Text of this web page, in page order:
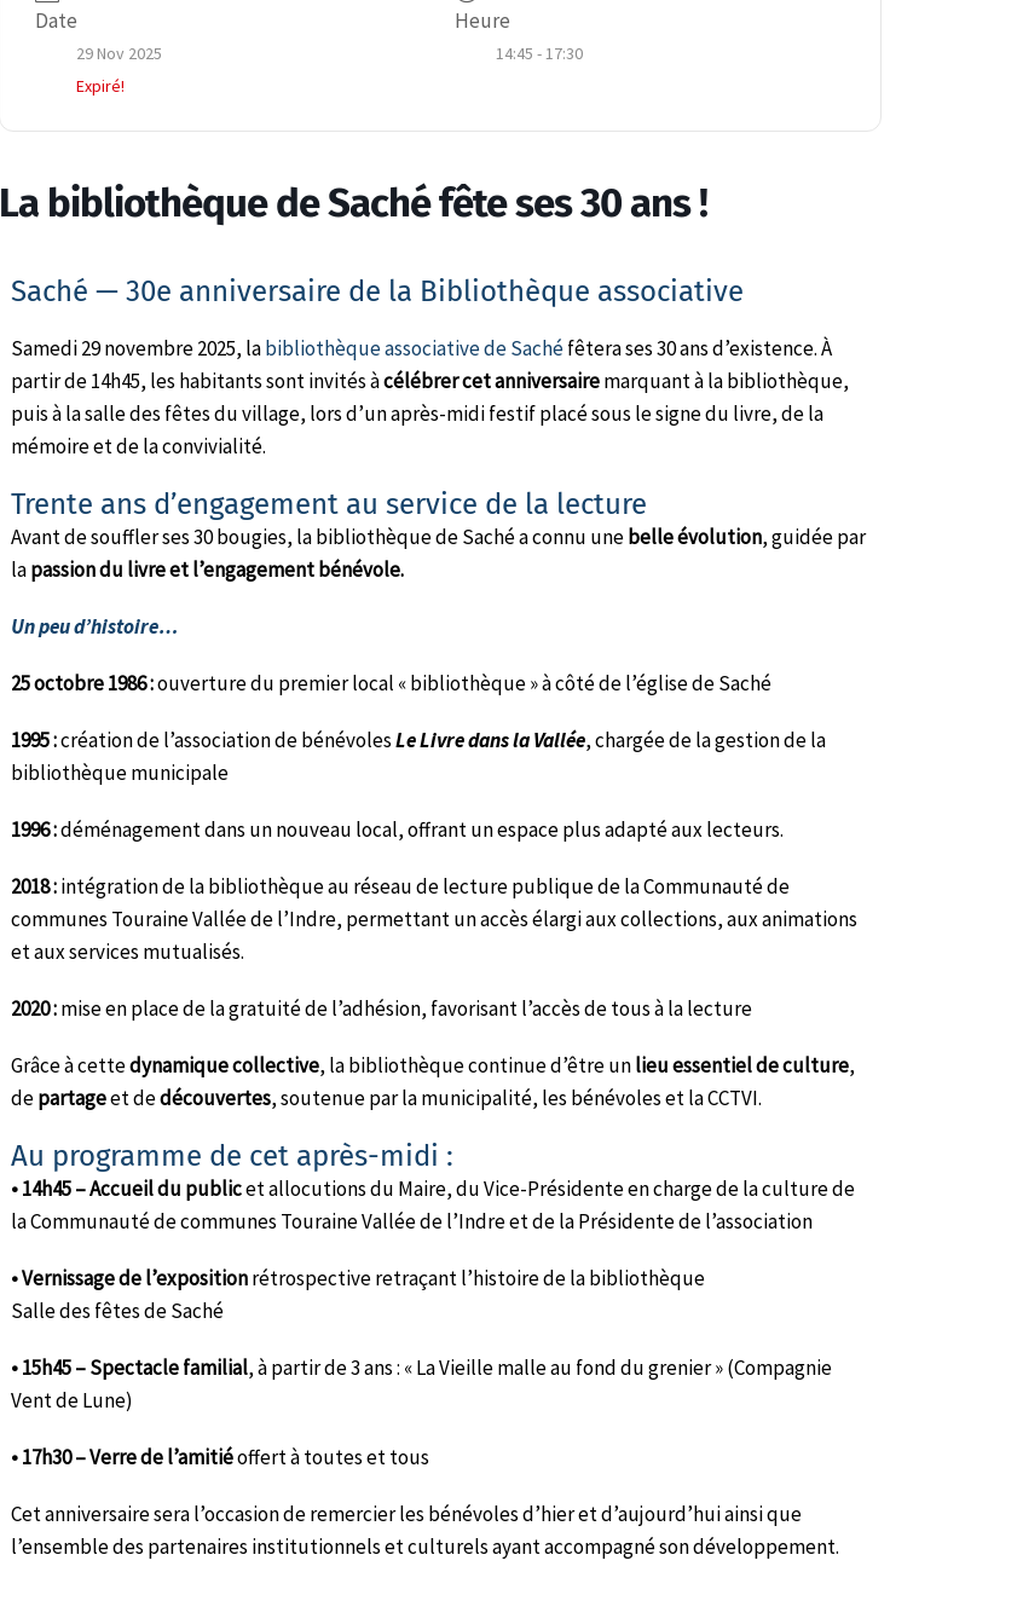
Date
29 Nov 2025
Expiré!
Heure
14:45 - 17:30
La bibliothèque de Saché fête ses 30 ans !
Saché — 30e anniversaire de la Bibliothèque associative
Samedi 29 novembre 2025, labibliothèque associative de Sachéfêtera ses 30 ans d’existence. À
partir de 14h45, les habitants sont invités àcélébrer cet anniversairemarquant à la bibliothèque,
puis à la salle des fêtes du village, lors d’un après-midi festif placé sous le signe du livre, de la
mémoire et de la convivialité.
Trente ans d’engagement au service de la lecture
Avant de souffler ses 30 bougies, la bibliothèque de Saché a connu unebelle évolution, guidée par
lapassion du livre et l’engagement bénévole.
Un peu d’histoire…
25 octobre 1986 :ouverture du premier local « bibliothèque » à côté de l’église de Saché
1995 :création de l’association de bénévolesLe Livre dans la Vallée, chargée de la gestion de la
bibliothèque municipale
1996 :déménagement dans un nouveau local, offrant un espace plus adapté aux lecteurs.
2018 :intégration de la bibliothèque au réseau de lecture publique de la Communauté de
communes Touraine Vallée de l’Indre, permettant un accès élargi aux collections, aux animations
et aux services mutualisés.
2020 :mise en place de la gratuité de l’adhésion, favorisant l’accès de tous à la lecture
Grâce à cettedynamique collective, la bibliothèque continue d’être unlieu essentiel de culture,
departageet dedécouvertes, soutenue par la municipalité, les bénévoles et la CCTVI.
Au programme de cet après-midi :
• 14h45 – Accueil du publicet allocutions du Maire, du Vice-Présidente en charge de la culture de
la Communauté de communes Touraine Vallée de l’Indre et de la Présidente de l’association
• Vernissage de l’expositionrétrospective retraçant l’histoire de la bibliothèque
Salle des fêtes de Saché
• 15h45 – Spectacle familial, à partir de 3 ans : « La Vieille malle au fond du grenier » (Compagnie
Vent de Lune)
• 17h30 – Verre de l’amitiéoffert à toutes et tous
Cet anniversaire sera l’occasion de remercier les bénévoles d’hier et d’aujourd’hui ainsi que
l’ensemble des partenaires institutionnels et culturels ayant accompagné son développement.